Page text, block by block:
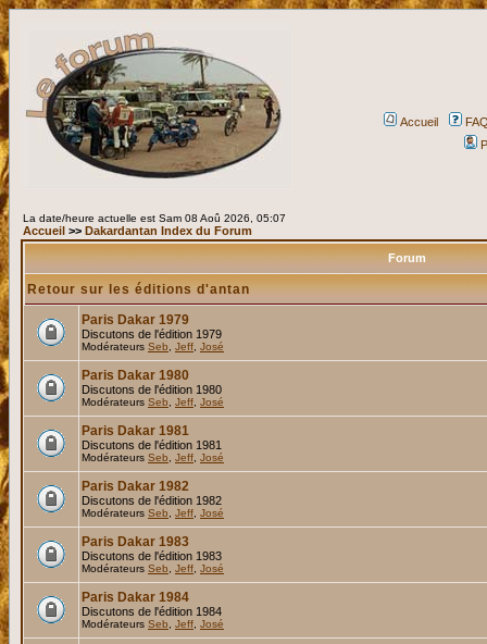
Accueil
La date/heure actuelle est Sam 08 Aoû 2026, 05:07
Accueil >> Dakardantan Index du Forum
Forum
Retour sur les éditions d'antan
Paris Dakar 1979
Discutons de l'édition 1979
Modérateurs Seb Jeff José
Paris Dakar 1980
Discutons de l'édition 1980
Modérateurs Seb Jeff José
Paris Dakar 1981
Discutons de l'édition 1981
Modérateurs Seb Jeff José
Paris Dakar 1982
Discutons de l'édition 1982
Modérateurs Seb Jeff José
Paris Dakar 1983
Discutons de l'édition 1983
Modérateurs Seb Jeff José
Paris Dakar 1984
Discutons de l'édition 1984
Modérateurs Seb Jeff José